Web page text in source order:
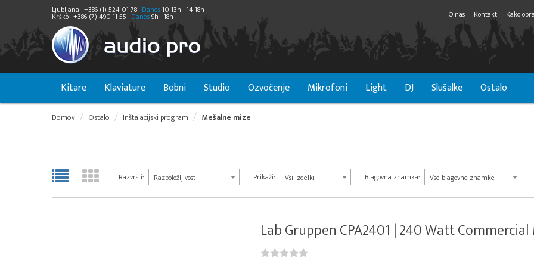
Ljubljana +386 (1) 524 01 78 Danes10-13h - 14-18h
Krško +386 (7) 490 11 55 Danes9h - 18h O nas Kontakt Kako
Kitare Klaviature Bobni Studio Ozvočenje Mikrofoni Light DJ Slušalke Ostalo
Domov Ostalo Inštalacijski program Mešalne mize
Razvrsti: Razpoložljivost Prikaži: Vsi izdelki Blagovna znamka: Vse blagovne znamke
Lab Gruppen CPA2401 | 240 Watt Commercial